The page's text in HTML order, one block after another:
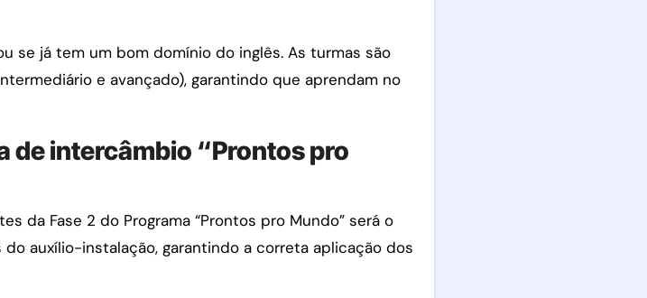
se já tem um bom domínio do inglês. As turmas são
e avançado), garantindo que aprendam no
de intercâmbio “Prontos pro
da Fase 2 do Programa “Prontos pro Mundo” será o
auxílio-instalação, garantindo a correta aplicação dos